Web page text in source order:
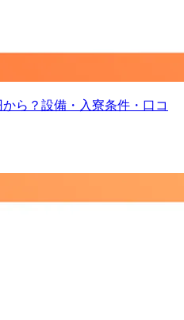
ら？設備・入寮条件・口コ